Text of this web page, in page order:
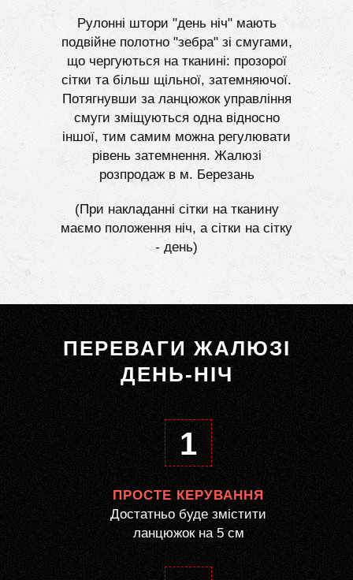
Рулонні штори "день ніч" мають
подвійне полотно "зебра" зі смугами,
що чергуються на тканині: прозорої
сітки та більш щільної, затемняючої.
Потягнувши за ланцюжок управління
смуги зміщуються одна відносно
іншої, тим самим можна регулювати
рівень затемнення. Жалюзі
розпродаж в м. Березань
(При накладанні сітки на тканину
маємо положення ніч, а сітки на сітку
- день)
ПЕРЕВАГИ ЖАЛЮЗІ
ДЕНЬ-НІЧ
1
ПРОСТЕ КЕРУВАННЯ
Достатньо буде змістити
ланцюжок на 5 см